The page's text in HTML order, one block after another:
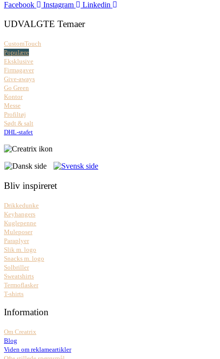
Facebook
Instagram Linkedin
UDVALGTE Temaer
CustomTouch
Populære
Eksklusive
Firmagaver
Give-aways
Go Green
Kontor
Messe
Profiltøj
Sødt & salt
DHL-stafet
Bliv inspireret
Drikkedunke
Keyhangers
Kuglepenne
Muleposer
Paraplyer
Slik m. logo
Snacks m. logo
Solbriller
Sweatshirts
Termoflasker
T-shirts
Information
Om Creatrix
Blog
Viden om reklameartikler